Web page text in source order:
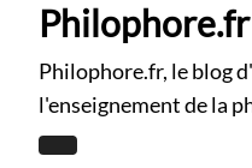
Philophore.fr
Philophore.fr, le blog
l'enseignement de la